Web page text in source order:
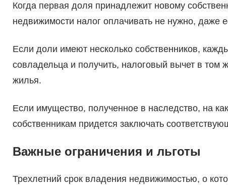
Когда первая доля принадлежит новому
недвижимости налог оплачивать не нужно, даже
Если доли имеют несколько собственников,
совладельца и получить, налоговый вычет в том
жилья.
Если имущество, полученное в наследство, на
собственникам придется заключать
Важные ограничения и льготы
Трехлетний срок владения недвижимостью, о